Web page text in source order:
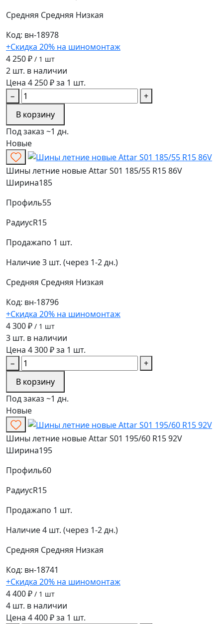
Средняя Средняя Низкая
Код: вн-18978
+Скидка 20% на шиномонтаж
4 250 ₽ / 1 шт
2 шт. в наличии
Цена 4 250 ₽ за 1 шт.
−
+
В корзину
Под заказ ~1 дн.
Новые
Шины летние новые Attar S01 185/55 R15 86V
Ширина185
Профиль55
РадиусR15
Продажапо 1 шт.
Наличие3 шт. (через 1-2 дн.)
Средняя Средняя Низкая
Код: вн-18796
+Скидка 20% на шиномонтаж
4 300 ₽ / 1 шт
3 шт. в наличии
Цена 4 300 ₽ за 1 шт.
−
+
В корзину
Под заказ ~1 дн.
Новые
Шины летние новые Attar S01 195/60 R15 92V
Ширина195
Профиль60
РадиусR15
Продажапо 1 шт.
Наличие4 шт. (через 1-2 дн.)
Средняя Средняя Низкая
Код: вн-18741
+Скидка 20% на шиномонтаж
4 400 ₽ / 1 шт
4 шт. в наличии
Цена 4 400 ₽ за 1 шт.